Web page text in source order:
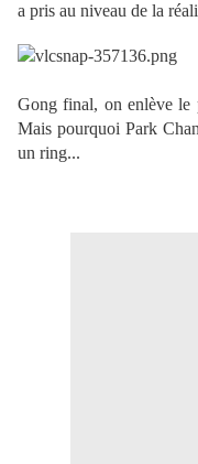
a pris au niveau de la
Gong final, on enlève le
Mais pourquoi Park
un ring...